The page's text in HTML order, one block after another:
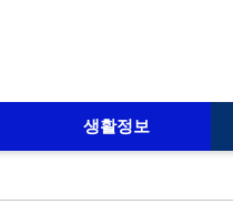
생활정보